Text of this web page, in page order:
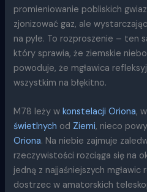
promieniowanie pobliskich
zjonizować gaz, ale
na pyle. To rozproszenie – ten
który sprawia, że ziemskie
powoduje, że mgławica
wszystkim na błękitno.
M78 leży wkonstelacji Oriona,
świetlnych od Ziemi, nieco
Oriona. Na niebie zajmuje
rzeczywistości rozciąga się na
jedną z najjaśniejszych
dostrzec w amatorskich